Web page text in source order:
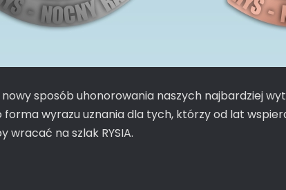
nowy sposób uhonorowania naszych najbardziej
wyrazu uznania dla tych, którzy od lat
na szlak RYSIA.